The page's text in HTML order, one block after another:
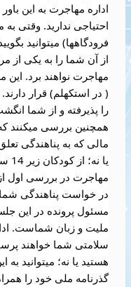
اداره مهاجرت به این
احتیاجی ندارید. وقتی
فرودگاهها) میتوانید
از آن شما را به یکی از
مهاجرت نواهند برد. این
( در استکهلم) قرار
را پذیرفته و از شما
همچنین بررسی میکنند
مالی که به پناهندگی
مهاجرت در بررسی اول
در خواست پناهندگی
مسئول پرونده در این
ملیت و زبان شماست.
سلامتی شما خواهند
هستید یا نه؛ میتوانید
گذرنامه ملی خود را